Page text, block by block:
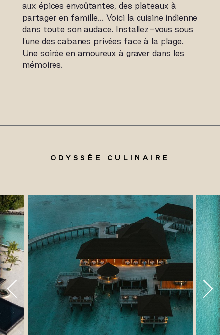
aux épices envoûtantes, des plateaux à
partager en famille… Voici la cuisine indienne
dans toute son audace. Installez-vous sous
l'une des cabanes privées face à la plage.
Une soirée en amoureux à graver dans les
mémoires.
ODYSSÉE CULINAIRE